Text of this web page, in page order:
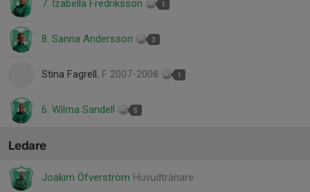
7. Izabella Fredriksson 1
8. Sanna Andersson 3
Stina Fagrell, F 2007-2008 1
6. Wilma Sandell 5
Ledare
Joakim Öfverström Huvudtränare